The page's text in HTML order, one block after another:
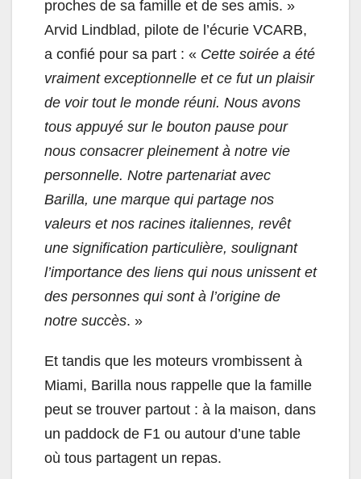
proches de sa famille et de ses amis. »
Arvid Lindblad, pilote de l’écurie VCARB,
a confié pour sa part : « Cette soirée a été
vraiment exceptionnelle et ce fut un plaisir
de voir tout le monde réuni. Nous avons
tous appuyé sur le bouton pause pour
nous consacrer pleinement à notre vie
personnelle. Notre partenariat avec
Barilla, une marque qui partage nos
valeurs et nos racines italiennes, revêt
une signification particulière, soulignant
l’importance des liens qui nous unissent et
des personnes qui sont à l’origine de
notre succès. »
Et tandis que les moteurs vrombissent à
Miami, Barilla nous rappelle que la famille
peut se trouver partout : à la maison, dans
un paddock de F1 ou autour d’une table
où tous partagent un repas.